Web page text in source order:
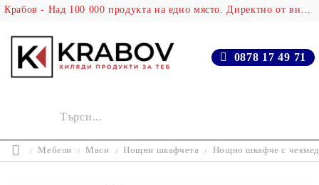
Крабов - Над 100 000 продукта на едно място. Директно от вносителя!
0878 17 49 71
Мебели Маси Нощни шкафчета Нощно шкафче с